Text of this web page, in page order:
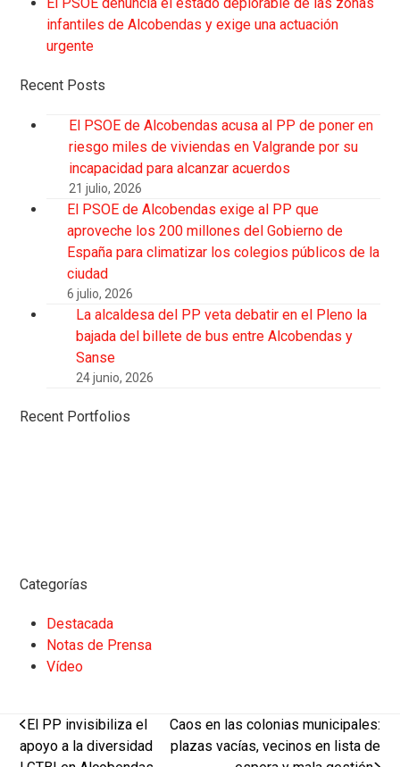
infantiles de Alcobendas y exige una actuación
urgente
Recent Posts
El PSOE de Alcobendas acusa al PP de poner en
riesgo miles de viviendas en Valgrande por su
incapacidad para alcanzar acuerdos
21 julio, 2026
El PSOE de Alcobendas exige al PP que
aproveche los 200 millones del Gobierno de
España para climatizar los colegios públicos de la
ciudad
6 julio, 2026
La alcaldesa del PP veta debatir en el Pleno la
bajada del billete de bus entre Alcobendas y
Sanse
24 junio, 2026
Recent Portfolios
Categorías
Destacada
Notas de Prensa
Vídeo
previous
post:
El PP invisibiliza el
apoyo a la diversidad
next
post:
Caos en las colonias municipales:
plazas vacías, vecinos en lista de